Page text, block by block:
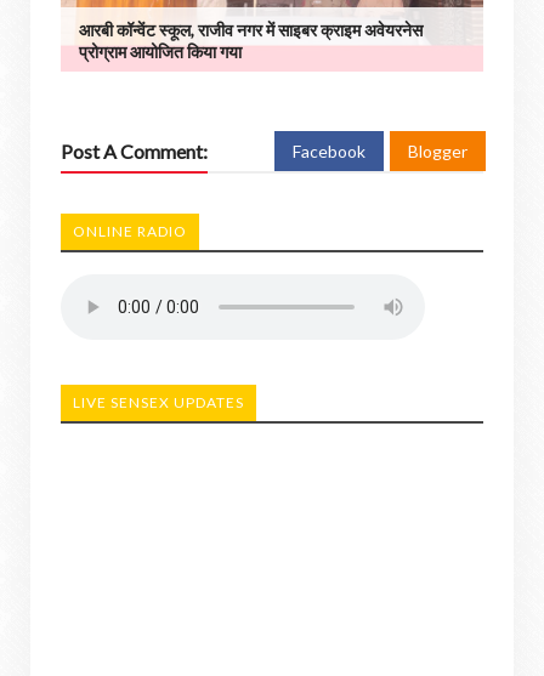
आरबी कॉन्वेंट स्कूल, राजीव नगर में साइबर क्राइम अवेयरनेस
प्रोग्राम आयोजित किया गया
Post A Comment: Facebook Blogger
ONLINE RADIO
LIVE SENSEX UPDATES